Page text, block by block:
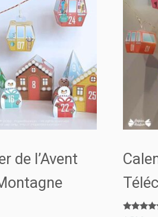
de l’Avent